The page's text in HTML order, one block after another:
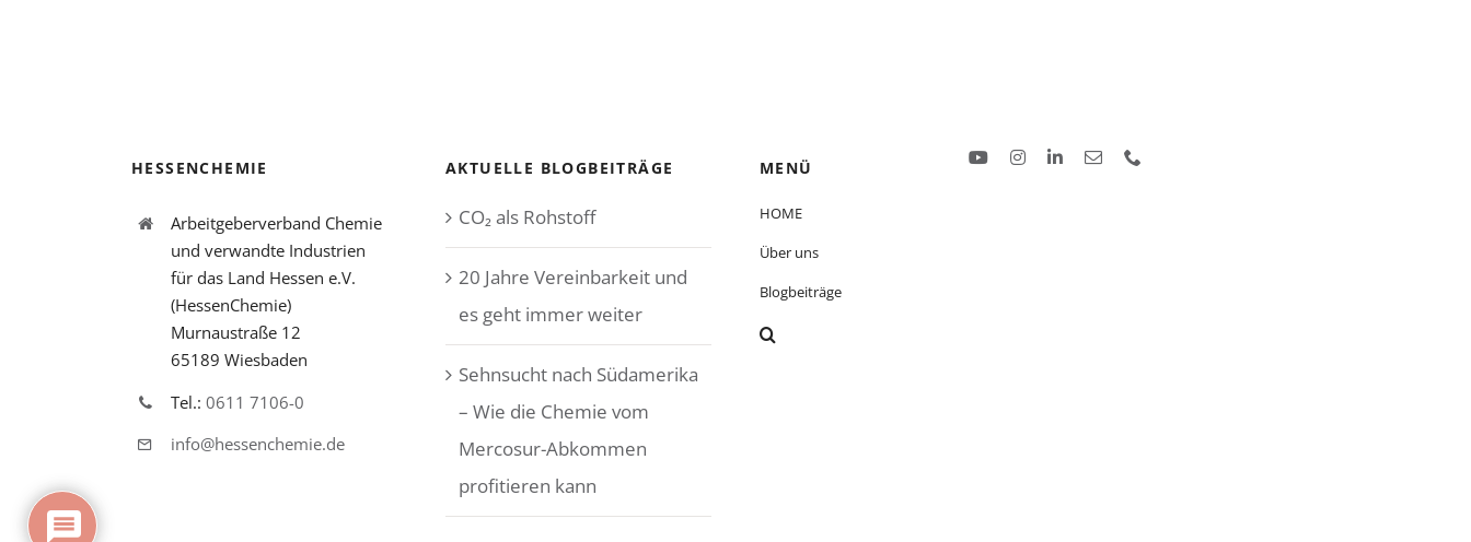
HESSENCHEMIE
Arbeitgeberverband Chemie
und verwandte Industrien
für das Land Hessen e.V.
(HessenChemie)
Murnaustraße 12
65189 Wiesbaden
Tel.: 0611 7106-0
info@hessenchemie.de
AKTUELLE BLOGBEITRÄGE
CO₂ als Rohstoff
20 Jahre Vereinbarkeit und
es geht immer weiter
Sehnsucht nach Südamerika
– Wie die Chemie vom
Mercosur-Abkommen
profitieren kann
MENÜ
HOME
Über uns
Blogbeiträge